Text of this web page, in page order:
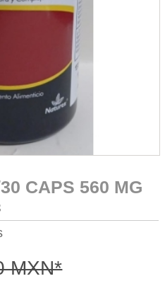
CAPS 560 MG
MXN*